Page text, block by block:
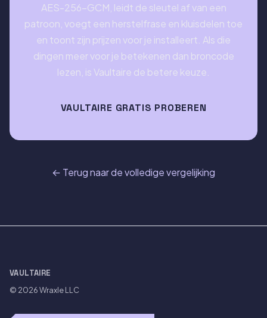
AES-256-GCM, leidt de sleutel af van een
patroon, voegt een herstelfrase en kluisdelen toe
en toont zijn prijzen voor je installeert. Als die
dingen meer voor je betekenen dan broncode
lezen, is Vaultaire de betere keuze.
VAULTAIRE GRATIS PROBEREN
← Terug naar de volledige vergelijking
VAULTAIRE
© 2026Wraxle LLC